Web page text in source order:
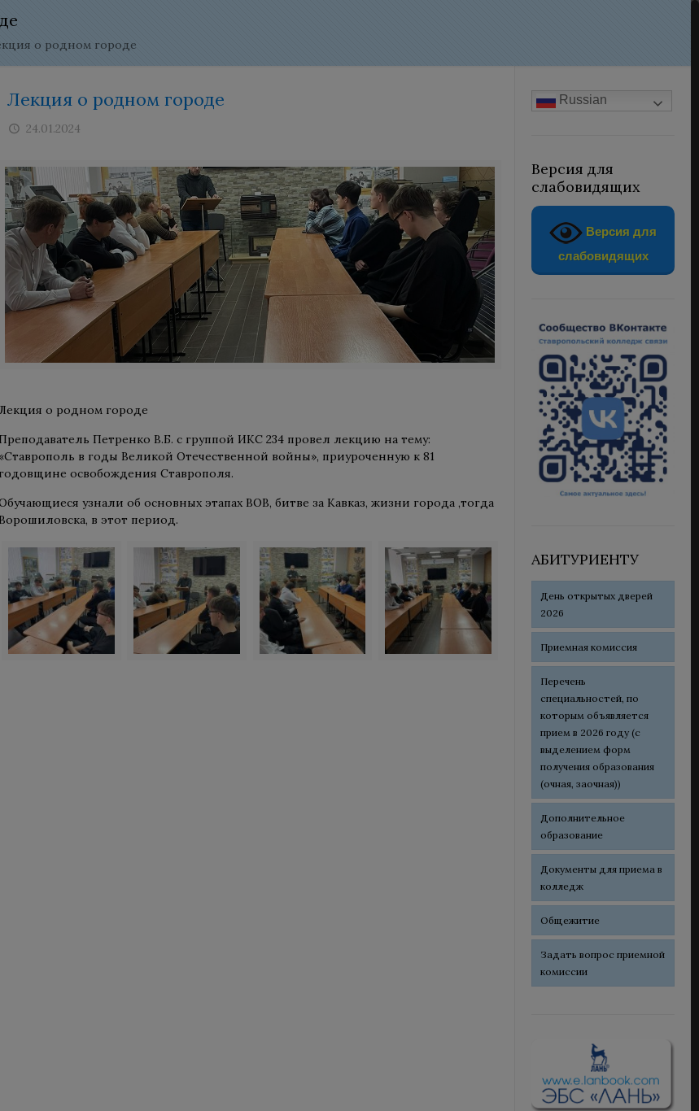
о родном городе
Лекция о родном городе
24.01.2024
о родном городе
Преподаватель Петренко В.Б. с группой ИКС 234 провел лекцию на тему:
в годы Великой Отечественной войны», приуроченную к 81
годовщине освобождения Ставрополя.
узнали об основных этапах ВОВ, битве за Кавказ, жизни города ,тогда
Ворошиловска, в этот период.
Russian
Версия для
слабовидящих
Версия для
слабовидящих
АБИТУРИЕНТУ
День открытых дверей
2026
Приемная комиссия
Перечень
специальностей, по
которым объявляется
прием в 2026 году (с
выделением форм
получения образования
(очная, заочная))
Дополнительное
образование
Документы для приема в
колледж
Общежитие
Задать вопрос приемной
комиссии